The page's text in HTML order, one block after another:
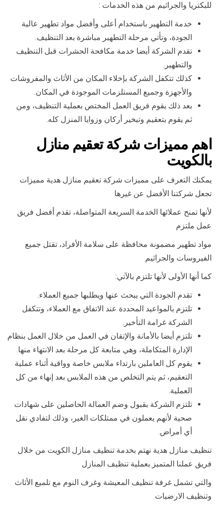
للبكتريا والجراثيم من هذه الخدمات :
خدمة التطهير باستخدام أعلى وأفضل مواد تطهير عالية
الجودة، وتأتي مرحلة التطهير مباشرة بعد التنظيف.
تقدم الشركة أيضا خدمة مكافحة الحشرات قبل التنظيف
والتطهير.
كذلك تتكفل الشركة بإخلاء المكان من الأثاث والمفروشات
والأجهزة وجميع المستلزمات الموجودة في المكان.
بعد ذلك يقوم فريق العمل المختص بعملية التنظيف، ومن
ثم يقوم بتعقيم وتبخير أركان وزوايا المنزل كله.
اهم مميزات شركة تعقيم منازل
بالكويت
يمكنك التعرف على مميزات شركة تعقيم منازل هدية مميزات
تجعل شركتنا الأفضل عن غيرها
لأنها تمنح عملائها الخدمة السريعة المتواصلة، تقدم أفضل فريق
عمل ملتزم
مواد تطهير مضمونة محافظة على سلامة الأفراد، تقتل جميع
الفيروسات والجراثيم
كما أنها الأولى لأنها تلتزم بالآتي:
تقدم الجودة التي يبحث عنها ويطلبها جميع العملاء.
تلتزم بالمواعيد المحددة عند الاتفاق مع العملاء، وتتكفل
الشركة غرامة التأخير.
تلتزم أيضا بالأمانة والإتقان في العمل من خلال العمل بنظام
الإدارة المتكاملة، وهي متابعة كل مرحلة بعد الانتهاء منها.
يقوم كل العاملين بارتداء ملابس خاصة وواقية أثناء عملية
التعقيم، ثم يتم التخلص من هذه الملابس بعد إنهاء من كل
العملية.
تلتزم الشركة بقبول وضم العمالة الحاصلين على شهادات
صحية لأنهم يعملون في ممتلكات الغير، وذلك لتفادي نقل
أي أمراض.
تنظيف منازل هدية نهتم بخدمة تنظيف منازل الكويت من خلال
فريق عملنا المتميز بعملية تنظيف المنازل
والتي تشمل غرفة تنظيف المعيشة وغرف النوم مع تلميع الأثاث
وتنظيف الارضيات